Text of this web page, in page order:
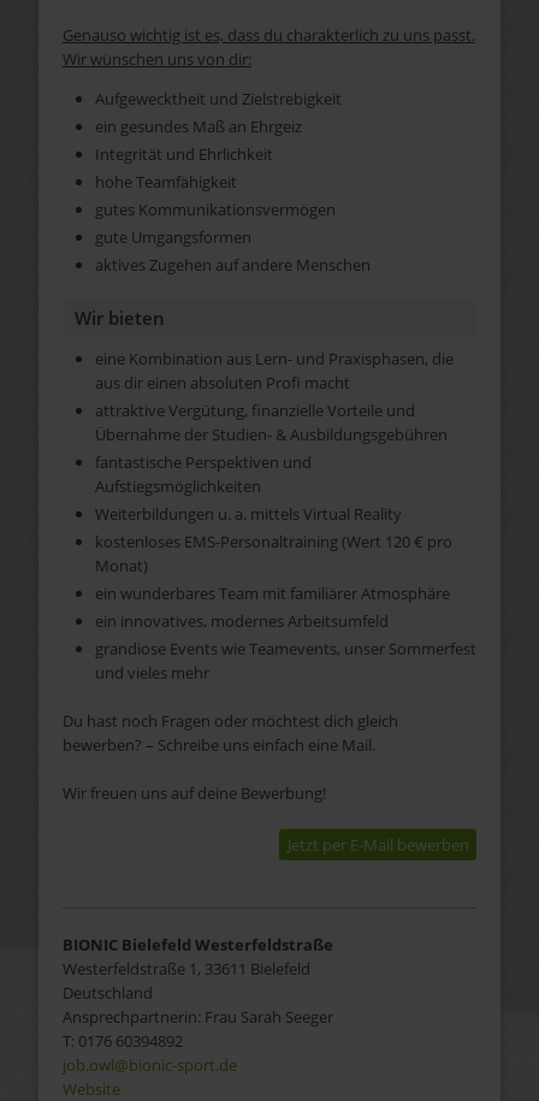
Genauso wichtig ist es, dass du charakterlich zu uns passt.
Wir wünschen uns von dir:
Aufgewecktheit und Zielstrebigkeit
ein gesundes Maß an Ehrgeiz
Integrität und Ehrlichkeit
hohe Teamfähigkeit
gutes Kommunikationsvermögen
gute Umgangsformen
aktives Zugehen auf andere Menschen
Wir bieten
eine Kombination aus Lern- und Praxisphasen, die
aus dir einen absoluten Profi macht
attraktive Vergütung, finanzielle Vorteile und
Übernahme der Studien- & Ausbildungsgebühren
fantastische Perspektiven und
Aufstiegsmöglichkeiten
Weiterbildungen u. a. mittels Virtual Reality
kostenloses EMS-Personaltraining (Wert 120 € pro
Monat)
ein wunderbares Team mit familiärer Atmosphäre
ein innovatives, modernes Arbeitsumfeld
grandiose Events wie Teamevents, unser Sommerfest
und vieles mehr
Du hast noch Fragen oder möchtest dich gleich
bewerben? – Schreibe uns einfach eine Mail.
Wir freuen uns auf deine Bewerbung!
Jetzt per E-Mail bewerben
BIONIC Bielefeld Westerfeldstraße
Westerfeldstraße 1, 33611 Bielefeld
Deutschland
Ansprechpartnerin: Frau Sarah Seeger
T: 0176 60394892
job.owl@bionic-sport.de
Website